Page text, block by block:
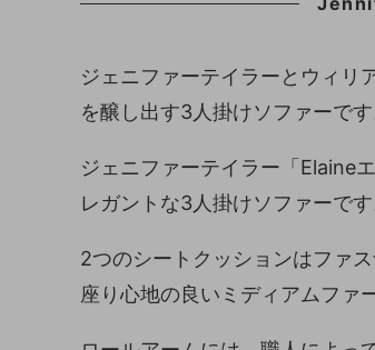
ジェニファーテイラーとウィリ
を醸し出す3人掛けソファーです
ジェニファーテイラー「Elaine
レガントな3人掛けソファーで
2つのシートクッションはファ
座り心地の良いミディアムファ